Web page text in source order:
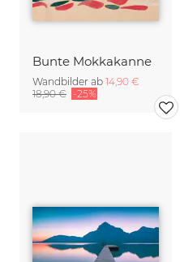
Bunte Mokkakanne
Wandbilder ab 14,90 €
18,90 € -25%